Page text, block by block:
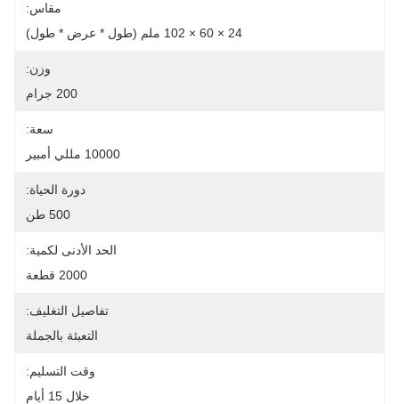
مقاس:
24 × 60 × 102 ملم (طول * عرض * طول)
وزن:
200 جرام
سعة:
10000 مللي أمبير
دورة الحياة:
500 طن
الحد الأدنى لكمية:
2000 قطعة
تفاصيل التغليف:
التعبئة بالجملة
وقت التسليم:
خلال 15 أيام